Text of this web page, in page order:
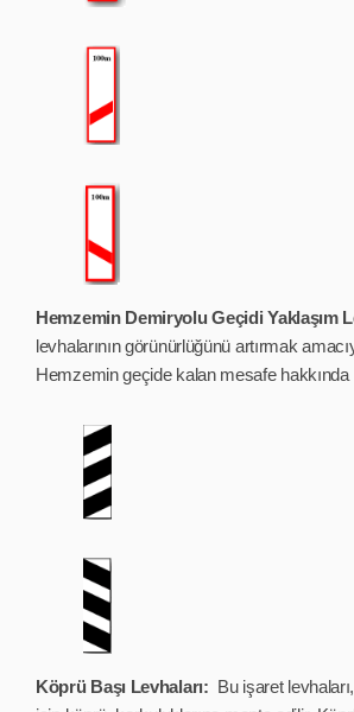
Hemzemin Demiryolu Geçidi Yaklaşım
levhalarının görünürlüğünü artırmak
Hemzemin geçide kalan mesafe hakkında
Köprü Başı Levhaları: Bu işaret